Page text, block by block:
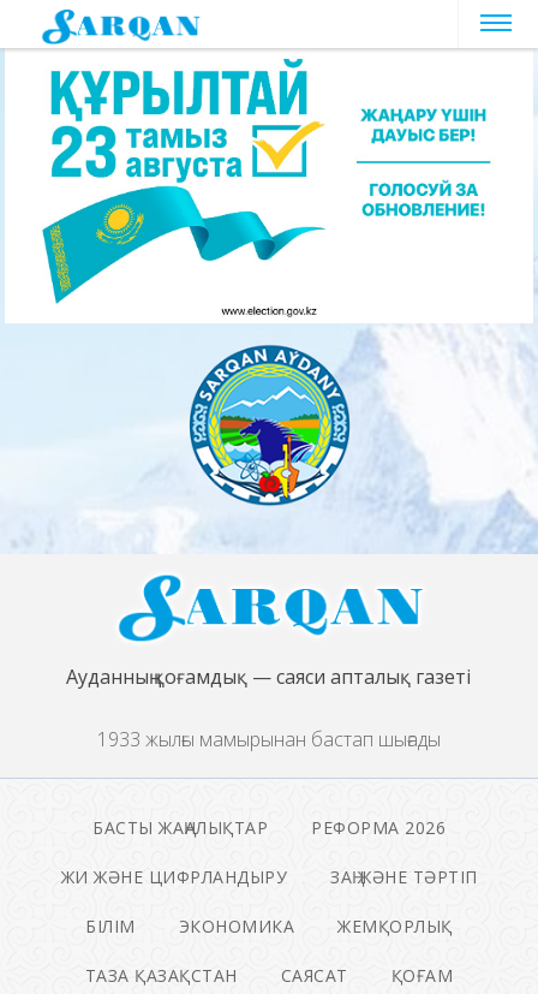
Ауданның қоғамдық — саяси апталық газеті
1933 жылғы мамырынан бастап шығады
БАСТЫ ЖАҢАЛЫҚТАР РЕФОРМА 2026
ЖИ ЖӘНЕ ЦИФРЛАНДЫРУ ЗАҢ ЖӘНЕ ТӘРТІП
БІЛІМ ЭКОНОМИКА ЖЕМҚОРЛЫҚ
ТАЗА ҚАЗАҚСТАН САЯСАТ ҚОҒАМ